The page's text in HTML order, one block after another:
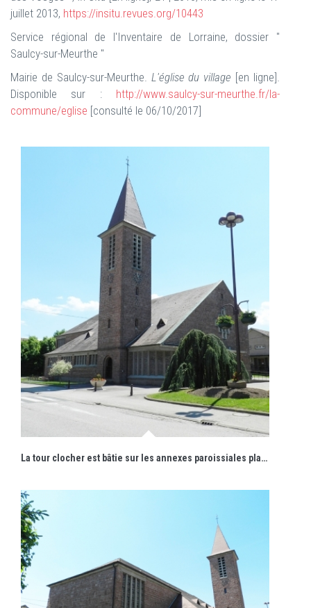
juillet 2013, https://insitu.revues.org/10443
Service régional de l'Inventaire de Lorraine, dossier "
Saulcy-sur-Meurthe "
Mairie de Saulcy-sur-Meurthe. L'église du village [en ligne].
Disponible sur : http://www.saulcy-sur-meurthe.fr/la-
commune/eglise [consulté le 06/10/2017]
La tour clocher est bâtie sur les annexes paroissiales placées au Nord de la composition.